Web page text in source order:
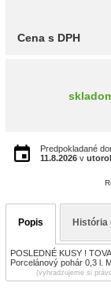
Cena s DPH
Predpokladané
11.8.2026 v
Popis História
POSLEDNÉ KUSY !
Porcelánový pohár 0,3 l.
(vyhradzujeme si